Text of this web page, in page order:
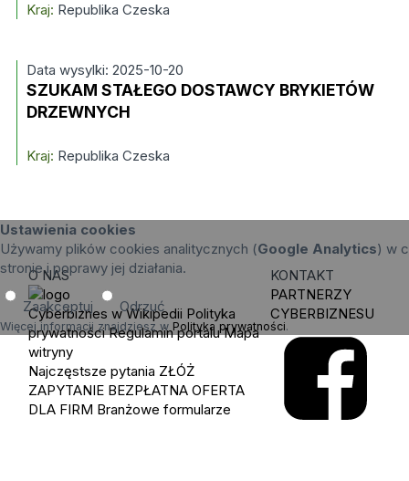
Kraj: Republika Czeska
Data wysylki: 2025-10-20
SZUKAM STAŁEGO DOSTAWCY BRYKIETÓW
DRZEWNYCH
Kraj: Republika Czeska
Ustawienia cookies
Używamy plików cookies analitycznych (Google Analytics) w
stronie i poprawy jej działania.
Zaakceptuj Odrzuć
Więcej informacji znajdziesz w Polityka prywatności.
O NAS
Cyberbiznes w Wikipedii Polityka
prywatności Regulamin portalu Mapa
witryny
Najczęstsze pytania ZŁÓŻ
ZAPYTANIE BEZPŁATNA OFERTA
DLA FIRM Branżowe formularze
KONTAKT
PARTNERZY
CYBERBIZNESU